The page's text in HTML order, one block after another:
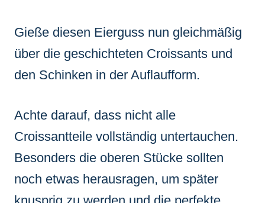
Gieße diesen Eierguss nun gleichmäßig
über die geschichteten Croissants und
den Schinken in der Auflaufform.
Achte darauf, dass nicht alle
Croissantteile vollständig untertauchen.
Besonders die oberen Stücke sollten
noch etwas herausragen, um später